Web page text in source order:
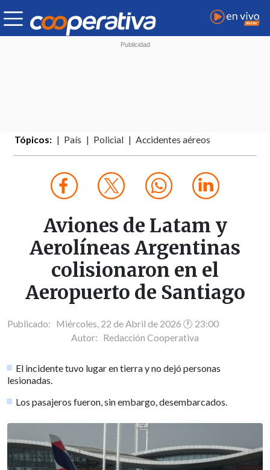
Tópicos: País Policial Accidentes aéreos
Aviones de Latam y
Aerolíneas Argentinas
colisionaron en el
Aeropuerto de Santiago
Publicado: Miércoles, 22 de Abril de 2026 🕐 23:00
Autor: Redacción Cooperativa
El incidente tuvo lugar en tierra y no dejó personas
lesionadas.
Los pasajeros fueron, sin embargo, desembarcados.